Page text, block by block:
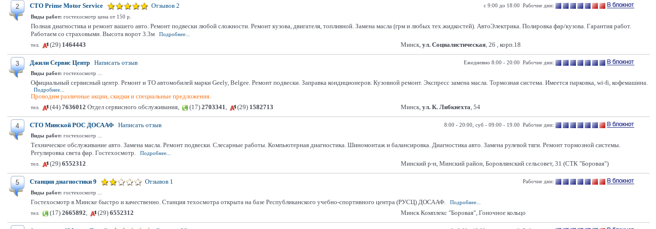
2 СТО Prime Motor Service Отзывов 2
с 9:00 до 18:00 Рабочие дни:
Виды работ: гостехосмотр цена от 150 р.
Полная диагностика и ремонт вашего авто. Ремонт подвески любой сложности. Ремонт кузова, двигателя, топливной. Замена масла (грм и любых тех.жидкостей). АвтоЭлектрика. Полировка фар/кузова. Гарантия работ.
Работаем со страховыми. Высота ворот 3.3м
Подробнее...
тел.
(29) 1464443 Минск, ул. Социалистическая, 26 , корп.18
3 Джили Сервис Центр Написать отзыв
Ежедневно 8:00 - 20:00 Рабочие дни:
Виды работ: гостехосмотр ...
Официальный сервисный центр. Ремонт и ТО автомобилей марки Geely, Belgee. Ремонт подвески. Заправка кондиционеров. Кузовной ремонт. Экспресс замена масла. Тормозная система. Имеется парковка, wi-fi, кофемашина.
Подробнее...
Проводим различные акции, скидки и специальные предложения.
тел. (44) 7636012 Отдел сервисного обслуживания, (17) 2703341, (29) 1582713 Минск, ул. К. Либкнехта, 54
4 СТО Минской РОС ДОСААФ Написать отзыв
8:00 - 20:00, суб - 09:00 - 19.00 Рабочие дни:
Виды работ: гостехосмотр ...
Техническое обслуживание авто. Замена масла. Ремонт подвески. Слесарные работы. Компьютерная диагностика. Шиномонтаж и балансировка. Диагностика авто. Замена рулевой тяги. Ремонт тормозной системы.
Регулировка света фар. Гостехосмотр.
Подробнее...
тел.
(29) 6552312 Минский р-н, Минский район, Боровлянский сельсовет, 31 (СТК "Боровая")
5 Станция диагностики 9 Отзывов 1
Рабочие дни:
Виды работ: гостехосмотр ...
Гостехосмотр в Минске быстро и качественно. Станция техосмотра открыта на базе Республиканского учебно-спортивного центра (РУСЦ) ДОСААФ.
Подробнее...
тел.
(17) 2665892, (29) 6552312 Минск Комплекс "Боровая", Гоночное кольцо